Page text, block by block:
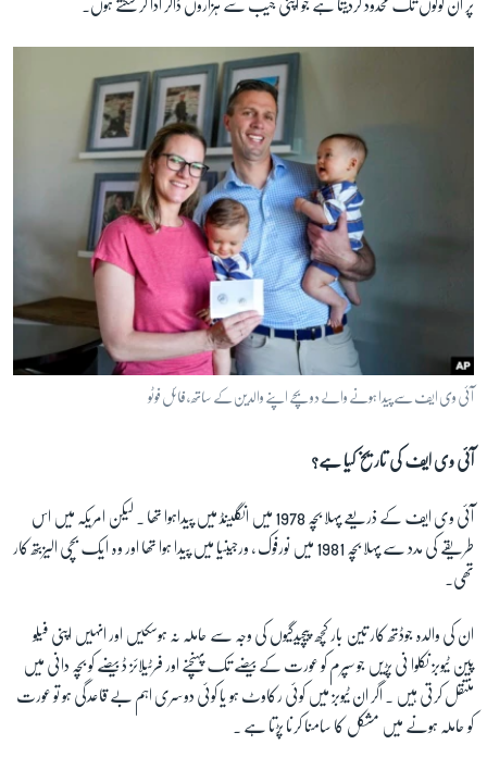
پر ان لوگوں تک محدود کردیتا ہے جو اپنی جیب سے ہزاروں ڈالر ادا کر سکتے ہوں۔
آئی وی ایف سے پیدا ہونے والے دو بچے اپنے والدین کے ساتھ ، فائل فوٹو
آئی وی ایف کی تاریخ کیا ہے؟
آئی وی ایف کے ذریعے پہلا بچہ 1978 میں انگلینڈ میں پیداہوا تھا ۔ لیکن امریکہ میں اس
طریقے کی مدد سے پہلا بچہ 1981 میں نورفوک ، ورجینیا میں پیدا ہوا تھا اور وہ ایک بچی الیزبتھ کار
تھی۔
ان کی والدہ جوڈتھ کار تین بار کچھ پیچیدگیوں کی وجہ سے حاملہ نہ ہوسکیں اور انہیں اپنی فیلو
پین ٹیوبز نکلوا نی پڑیں جو سپرم کو عورت کے بیضے تک پہنچنے اور فرٹیلائز ڈ بیضے کو بچہ دانی میں
منتقل کرتی ہیں ۔ اگر ان ٹیوبز میں کوئی رکاوٹ ہو یا کوئی دوسری اہم بے قاعدگی ہو تو عورت
کو حاملہ ہونے میں مشکل کا سامنا کرنا پڑتا ہے ۔